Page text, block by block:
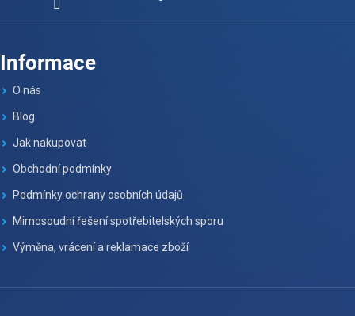
Informace
O nás
Blog
Jak nakupovat
Obchodní podmínky
Podmínky ochrany osobních údajů
Mimosoudní řešení spotřebitelských sporu
Výměna, vrácení a reklamace zboží